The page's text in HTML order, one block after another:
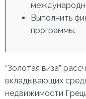
Выполнить
программы.
“Золотая виза”
вкладывающих
недвижимости